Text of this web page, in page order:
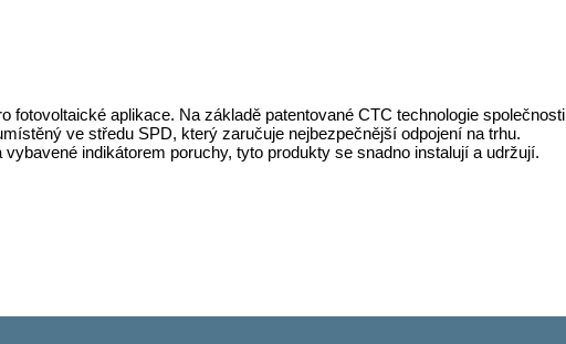
fotovoltaické aplikace. Na základě patentované CTC technologie společnosti
ve středu SPD, který zaručuje nejbezpečnější odpojení na trhu.
indikátorem poruchy, tyto produkty se snadno instalují a udržují.